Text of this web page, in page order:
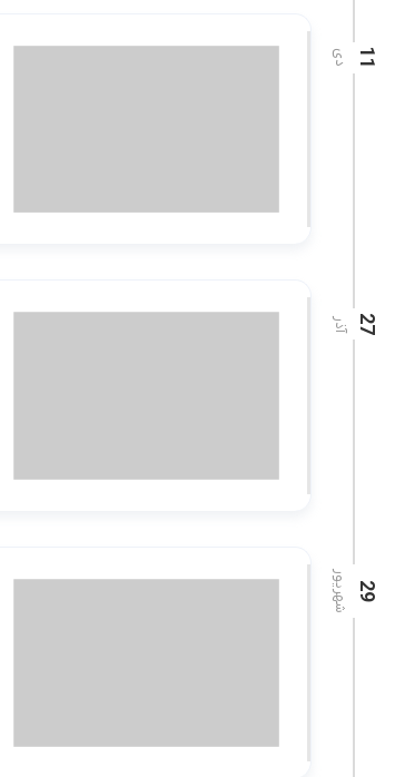
11 دی
27 آذر
29 شهریور